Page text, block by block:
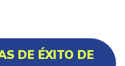
DE ÉXITO DE